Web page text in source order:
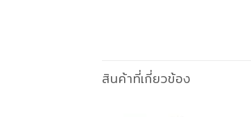
สินค้าที่เกี่ยวข้อง